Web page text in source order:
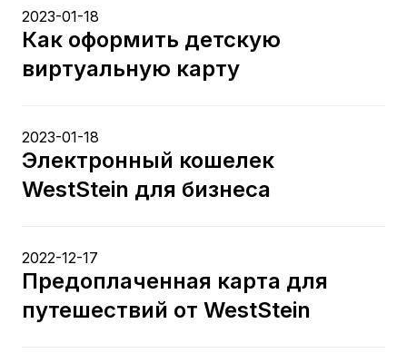
2023-01-18
Как оформить детскую
виртуальную карту
2023-01-18
Электронный кошелек
WestStein для бизнеса
2022-12-17
Предоплаченная карта для
путешествий от WestStein